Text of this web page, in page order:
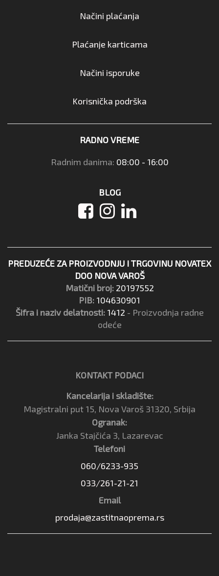
Načini plaćanja
Plaćanje karticama
Načini isporuke
Korisnička podrška
RADNO VREME
Radnim danima: 08:00 - 16:00
BLOG
PREDUZEĆE ZA PROIZVODNJU I TRGOVINU NOVATEX
DOO NOVA VAROŠ
Matični broj: 20197552
PIB: 104630901
Šifra i naziv delatnosti: 1412 - Proizvodnja radne
odeće
KONTAKT PODACI
Kancelarija i skladište:
Magistralni put 15, Nova Varoš 31320, Srbija
Ogranak:
Janka Stajčića 3, Lazarevac
Telefoni
060/6233-935
033/261-21-21
Email
prodaja@zastitnaoprema.rs